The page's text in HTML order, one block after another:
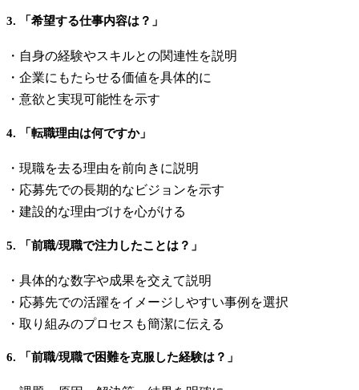
3. 「希望する仕事内容は？」
・自身の経験やスキルとの関連性を説明
・企業にもたらせる価値を具体的に
・意欲と実現可能性を示す
4. 「転職理由は何ですか」
・現職を去る理由を前向きに説明
・応募先での長期的なビジョンを示す
・建設的な理由づけを心がける
5. 「前職/現職で注力したことは？」
・具体的な数字や成果を交えて説明
・応募先での活躍をイメージしやすい事例を選択
・取り組みのプロセスも簡潔に伝える
6. 「前職/現職で困難を克服した経験は？」